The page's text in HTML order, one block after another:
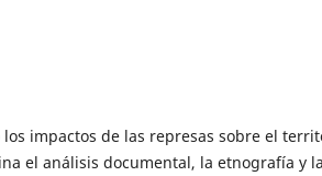
impactos de las represas sobre el
el análisis documental, la etnografía y la